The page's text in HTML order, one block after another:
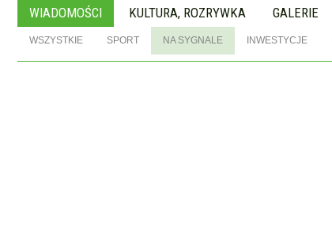
WIADOMOŚCI KULTURA, ROZRYWKA GALERIE
WSZYSTKIE SPORT NA SYGNALE INWESTYCJE